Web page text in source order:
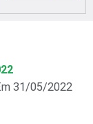
31/05/2022